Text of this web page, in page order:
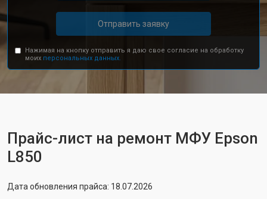
Отправить заявку
Нажимая на кнопку отправить я даю свое согласие на обработку
моих персональных данных.
Прайс-лист на ремонт МФУ Epson
L850
Дата обновления прайса: 18.07.2026